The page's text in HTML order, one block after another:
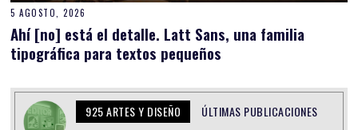
5 AGOSTO, 2026
Ahí [no] está el detalle. Latt Sans, una familia
tipográfica para textos pequeños
925 ARTES Y DISEÑO ÚLTIMAS PUBLICACIONES